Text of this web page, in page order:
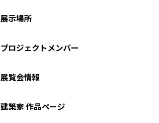
展示場所
プロジェクトメンバー
展覧会情報
建築家 作品ページ